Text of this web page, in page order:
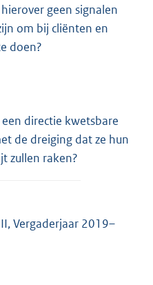
geen signalen
om bij cliënten en
doen?
directie kwetsbare
de dreiging dat ze hun
zullen raken?
Vergaderjaar 2019–